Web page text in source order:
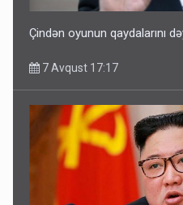
Çindən oyunun qaydalarını
7 Avqust 17:17